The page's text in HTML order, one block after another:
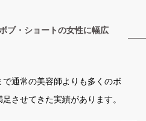
ブ・ショートの女性に幅広
通常の美容師よりも多くのボ
させてきた実績があります。